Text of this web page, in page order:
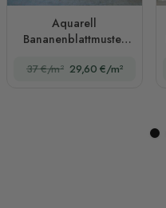
Aquarell
Bananenblattmuster
37 €/m² 29,60 €/m²